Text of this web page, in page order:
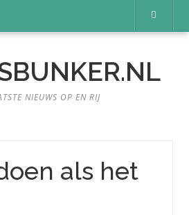
NIEUWS OP EN RIJ
als het